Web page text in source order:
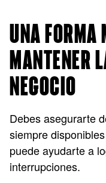
UNA FORMA
MANTENER
NEGOCIO
Debes asegurarte
siempre
puede ayudarte a
interrupciones.